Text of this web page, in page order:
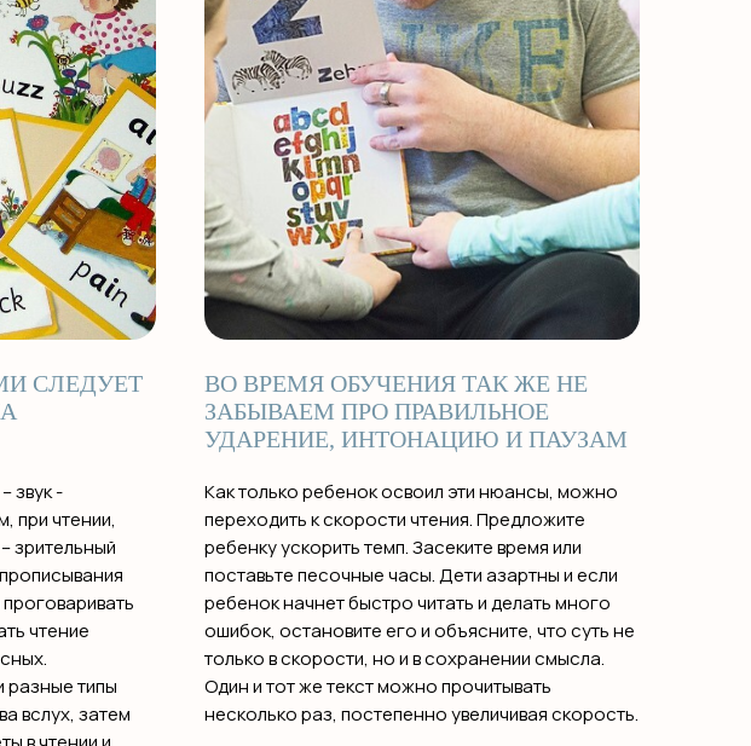
СЛЕДУЕТ
звук -
при чтении,
зрительный
чтение
разные типы
вслух, затем
ВО ВРЕМЯ ОБУЧЕНИЯ ТАК ЖЕ НЕ
ЗАБЫВАЕМ ПРО ПРАВИЛЬНОЕ
УДАРЕНИЕ, ИНТОНАЦИЮ И ПАУЗАМ
Как только ребенок освоил эти нюансы, можно
переходить к скорости чтения. Предложите
ребенку ускорить темп. Засеките время или
поставьте песочные часы. Дети азартны и если
ребенок начнет быстро читать и делать много
ошибок, остановите его и объясните, что суть не
только в скорости, но и в сохранении смысла.
Один и тот же текст можно прочитывать
несколько раз, постепенно увеличивая скорость.